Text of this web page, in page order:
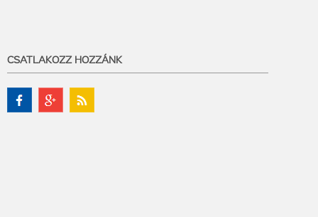
CSATLAKOZZ HOZZÁNK